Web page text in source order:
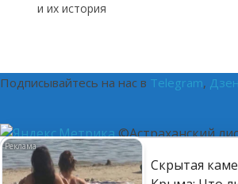
и их история
Скрытая
Подписывайтесь на нас в Telegram, Дзен
©Астраханский
(16+) Реестровая запись